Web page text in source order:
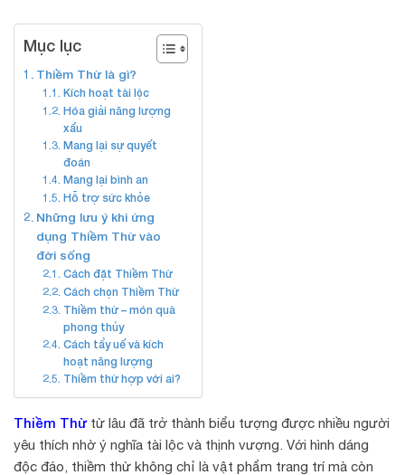
Mục lục
Thiềm Thừ là gì?
Kích hoạt tài lộc
Hóa giải năng lượng
xấu
Mang lại sự quyết
đoán
Mang lại bình an
Hỗ trợ sức khỏe
Những lưu ý khi ứng
dụng Thiềm Thừ vào
đời sống
Cách đặt Thiềm Thừ
Cách chọn Thiềm Thừ
Thiềm thừ – món quà
phong thủy
Cách tẩy uế và kích
hoạt năng lượng
Thiềm thừ hợp với ai?
Thiềm Thừtừ lâu đã trở thành biểu tượng được nhiều người
yêu thích nhờ ý nghĩa tài lộc và thịnh vượng. Với hình dáng
độc đáo, thiềm thừ không chỉ là vật phẩm trang trí mà còn